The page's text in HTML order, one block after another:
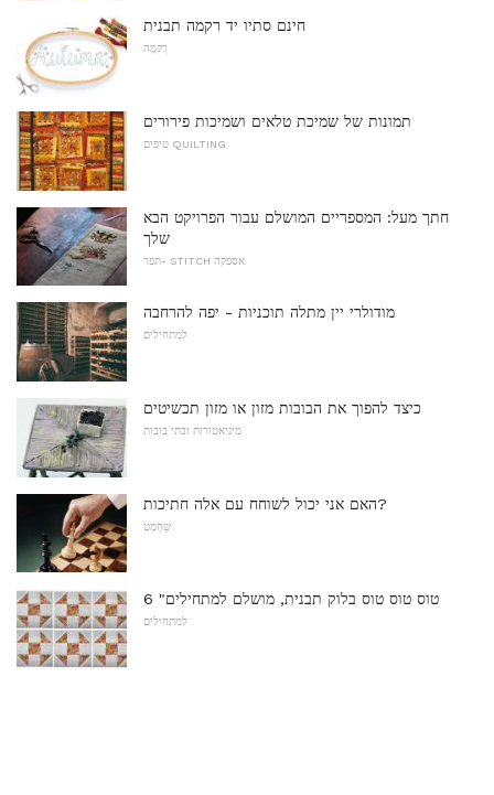
חינם סתיו יד רקמה תבנית
רִקמָה
תמונות של שמיכת טלאים ושמיכות פירורים
טיפים QUILTING
חתך מעל: המספריים המושלם עבור הפרויקט הבא
שלך
תפר- STITCH אספקה
מודולרי יין מתלה תוכניות - יפה להרחבה
למתחילים
כיצד להפוך את הבובות מזון או מזון תכשיטים
מיניאטורות ובתי בובות
האם אני יכול לשוחח עם אלה חתיכות?
שַׁחְמָט
6 "טוס טוס טוס בלוק תבנית, מושלם למתחילים
למתחילים